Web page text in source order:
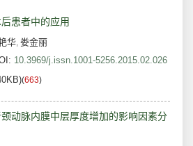
患者中的应用
华, 娄金丽
10.3969/j.issn.1001-5256.2015.02.026
(663)
动脉内膜中层厚度增加的影响因素分